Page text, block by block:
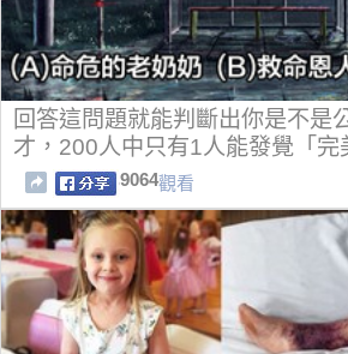
回答這問題就能判斷出你是不是
才，200人中只有1人能發覺「完
9064觀看